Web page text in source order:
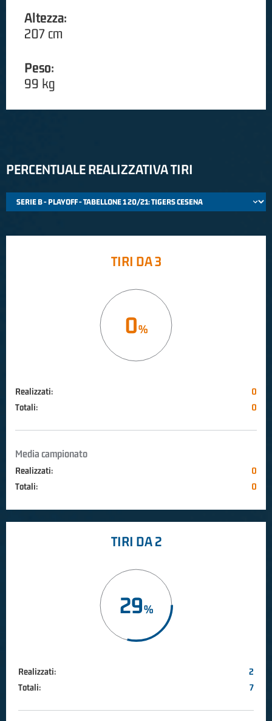
Altezza:
207 cm
Peso:
99 kg
PERCENTUALE REALIZZATIVA TIRI
TIRI DA 3
0
Realizzati:
0
Totali:
0
Media campionato
Realizzati:
0
Totali:
0
TIRI DA 2
29
Realizzati:
2
Totali:
7